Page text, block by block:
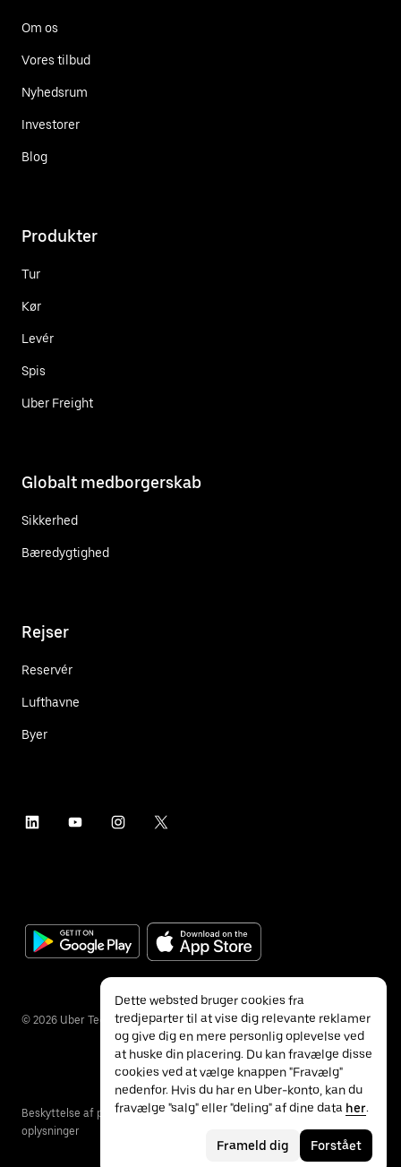
Om os
Vores tilbud
Nyhedsrum
Investorer
Blog
Produkter
Tur
Kør
Levér
Spis
Uber Freight
Globalt medborgerskab
Sikkerhed
Bæredygtighed
Rejser
Reservér
Lufthavne
Byer
© 2026 Uber Technologies Inc.
Beskyttelse af personlige
oplysninger
Særlige behovVilkår
Dette websted bruger cookies fra
tredjeparter til at vise dig relevante reklamer
og give dig en mere personlig oplevelse ved
at huske din placering. Du kan fravælge disse
cookies ved at vælge knappen "Fravælg"
nedenfor. Hvis du har en Uber-konto, kan du
fravælge "salg" eller "deling" af dine data her.
Frameld dig Forstået